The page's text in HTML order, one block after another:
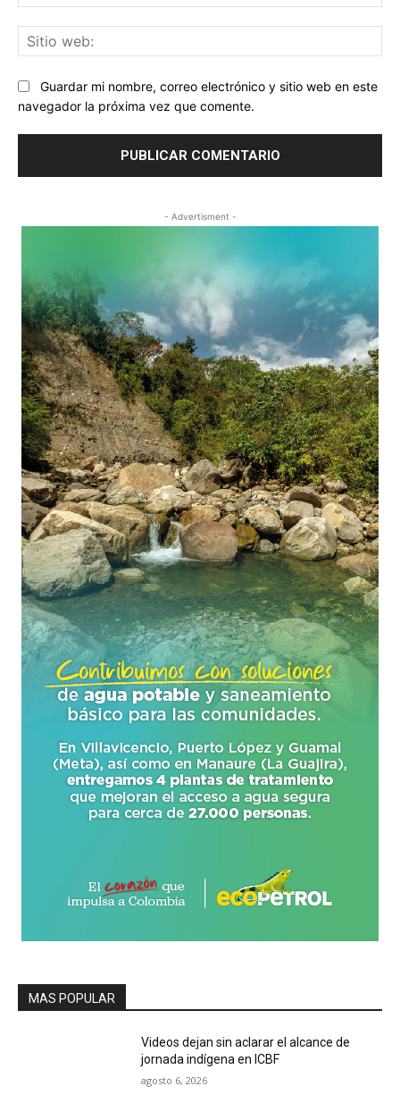
Guardar mi nombre, correo electrónico y sitio web en este
navegador la próxima vez que comente.
- Advertisment -
MAS POPULAR
Videos dejan sin aclarar el alcance de
jornada indígena en ICBF
agosto 6, 2026